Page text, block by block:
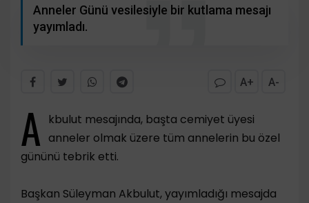
Anneler Günü vesilesiyle bir kutlama mesajı
yayımladı.
A+ A-
A kbulut mesajında, başta cemiyet üyesi
anneler olmak üzere tüm annelerin bu özel
gününü tebrik etti.
​Başkan Süleyman Akbulut, yayımladığı mesajda